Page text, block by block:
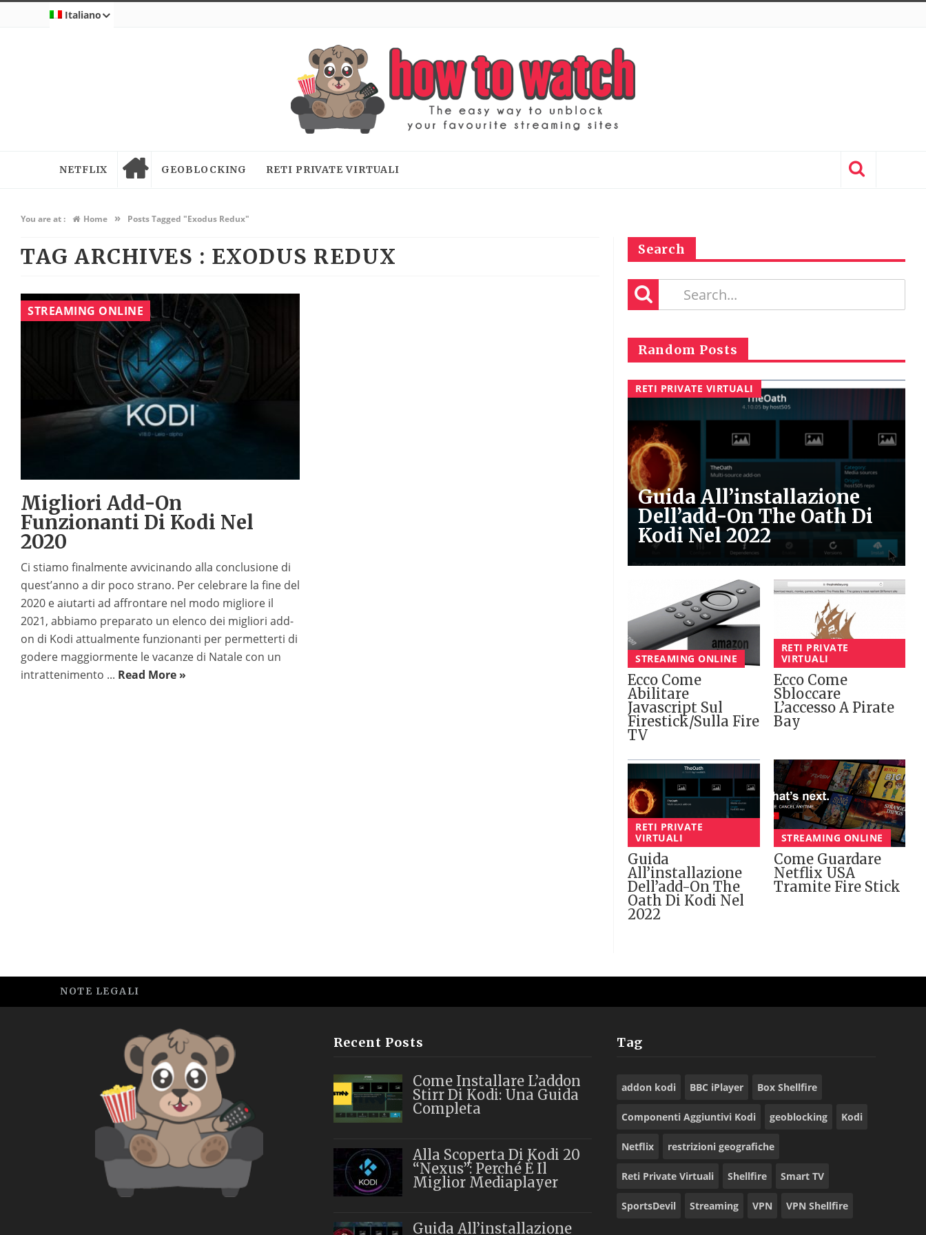
Italiano
NETFLIX GEOBLOCKING RETI PRIVATE VIRTUALI
You are at : Home » Posts Tagged "Exodus Redux"
TAG ARCHIVES : EXODUS REDUX
STREAMING ONLINE
Migliori Add-On
Funzionanti Di Kodi Nel
2020
Ci stiamo finalmente avvicinando alla conclusione di
quest’anno a dir poco strano. Per celebrare la fine del
2020 e aiutarti ad affrontare nel modo migliore il
2021, abbiamo preparato un elenco dei migliori add-
on di Kodi attualmente funzionanti per permetterti di
godere maggiormente le vacanze di Natale con un
intrattenimento ... Read More »
Search
Random Posts
RETI PRIVATE VIRTUALI
Guida All’installazione
Dell’add-On The Oath Di
Kodi Nel 2022
STREAMING ONLINE
Ecco Come
Abilitare
Javascript Sul
Firestick/sulla Fire
TV
RETI PRIVATE
VIRTUALI
Ecco Come
Sbloccare
L’accesso A Pirate
Bay
RETI PRIVATE
VIRTUALI
Guida
All’installazione
Dell’add-On The
Oath Di Kodi Nel
2022
STREAMING ONLINE
Come Guardare
Netflix USA
Tramite Fire Stick
NOTE LEGALI
Recent Posts
Come Installare L’addon
Stirr Di Kodi: Una Guida
Completa
Alla Scoperta Di Kodi 20
“Nexus”: Perché È Il
Miglior Mediaplayer
Guida All’installazione
Tag
addon kodi BBC iPlayer Box Shellfire
Componenti Aggiuntivi Kodi geoblocking Kodi
Netflix restrizioni geografiche
Reti Private Virtuali Shellfire Smart TV
SportsDevil Streaming VPN VPN Shellfire